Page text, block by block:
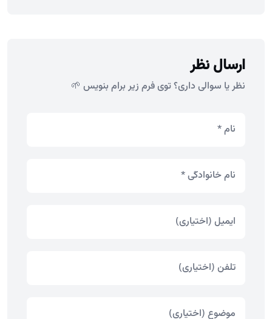
ارسال نظر
نظر یا سوالی داری؟ توی فرم زیر برام بنویس 🌱